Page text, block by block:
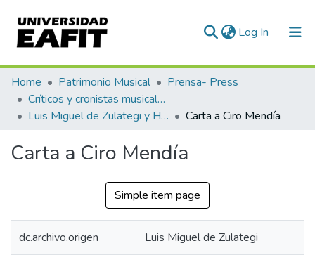
Log In (current)
Communities & Collections
All of DSpace
Home Patrimonio Musical
Prensa- Press
Críticos y cronistas musicales
Luis Miguel de Zulategi y Huarte
Carta a Ciro Mendía
Carta a Ciro Mendía
Simple item page
dc.archivo.origen Luis Miguel de Zulategi